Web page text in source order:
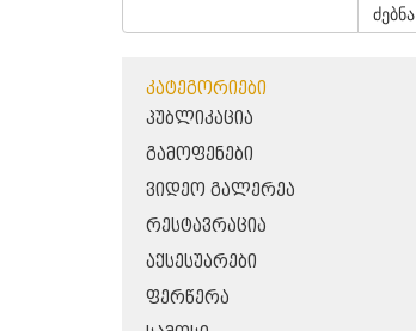
ძებნა
ᲙᲐᲢᲔᲒᲝᲠᲘᲔᲑᲘ
ᲞᲣᲑᲚᲘᲙᲐᲪᲘᲐ
ᲒᲐᲛᲝᲤᲔᲜᲔᲑᲘ
ᲕᲘᲓᲔᲝ ᲒᲐᲚᲔᲠᲔᲐ
ᲠᲔᲡᲢᲐᲕᲠᲐᲪᲘᲐ
ᲐᲥᲡᲔᲡᲣᲐᲠᲔᲑᲘ
ᲤᲔᲠᲬᲔᲠᲐ